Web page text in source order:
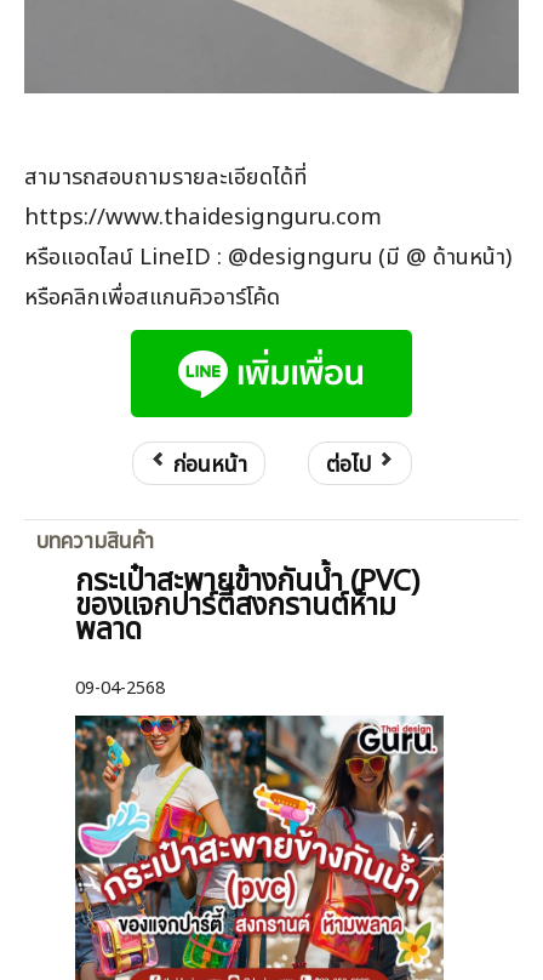
สามารถสอบถามรายละเอียดได้ที่
https://www.thaidesignguru.com
หรือแอดไลน์ LineID : @designguru (มี @ ด้านหน้า)
หรือคลิกเพื่อสแกนคิวอาร์โค้ด
ก่อนหน้า ต่อไป
บทความสินค้า
กระเป๋าสะพายข้างกันน้ำ (PVC)
ของแจกปาร์ตี้สงกรานต์ห้าม
พลาด
09-04-2568